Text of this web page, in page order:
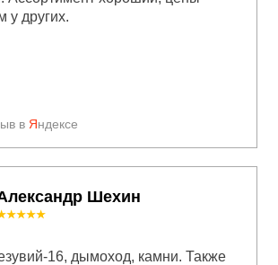
в Яндексе
у других.
Шехин
16, дымоход, камни. Также